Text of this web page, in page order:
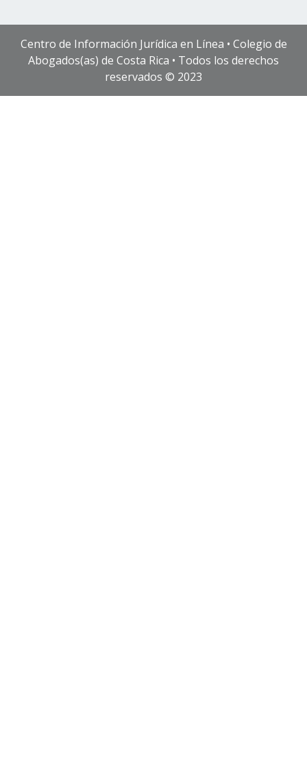
Centro de Información Jurídica en Línea • Colegio de
Abogados(as) de Costa Rica • Todos los derechos
reservados © 2023